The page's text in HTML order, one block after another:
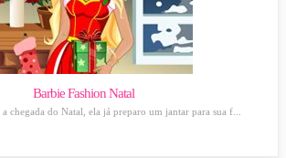
Barbie Fashion Natal
chegada do Natal, ela já preparo um jantar para sua f...